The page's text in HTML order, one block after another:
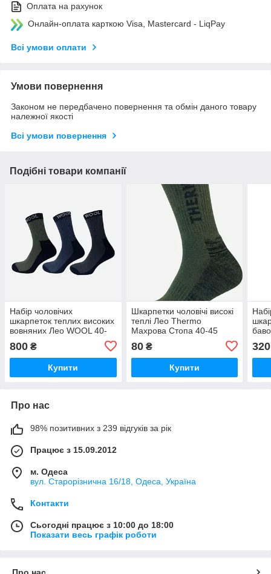
Оплата на рахунок
Онлайн-оплата карткою Visa, Mastercard - LiqPay
Всі умови оплати
Умови повернення
Законом не передбачено повернення та обмін даного товару
належної якості
Всі умови повернення
Подібні товари компанії
Набір чоловічих
шкарпеток теплих високих
вовняних Лео WOOL 40-
45 12 пари Сірий/Синій/
Хакі (ROZ6501054593)
800 ₴
Купити
Шкарпетки чоловічі високі
теплі Лео Thermo
Махрова Стопа 40-45
Олива (ROZ6501054561)
80₴
Купити
320
Про нас
98% позитивних з 239 відгуків за рік
Працює з 15.09.2012
м. Одеса
вул. Старорізнична 16/18, Одеса, Україна
Контакти
Сьогодні працює з 10:00 до 18:00
Показати весь графік роботи
Про нас